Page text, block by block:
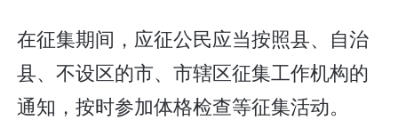
在征集期间，应征公民应当按照县、自治
县、不设区的市、市辖区征集工作机构的
通知，按时参加体格检查等征集活动。